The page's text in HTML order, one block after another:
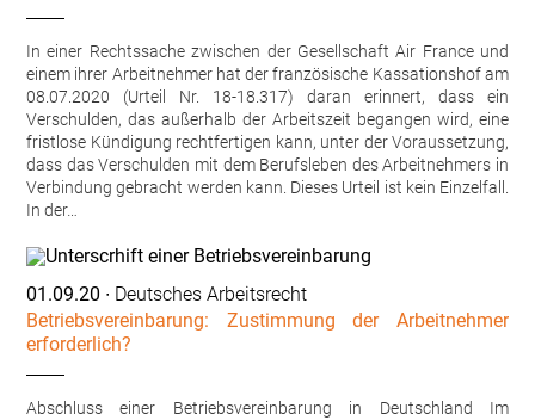
In einer Rechtssache zwischen der Gesellschaft Air France und
einem ihrer Arbeitnehmer hat der französische Kassationshof am
08.07.2020 (Urteil Nr. 18-18.317) daran erinnert, dass ein
Verschulden, das außerhalb der Arbeitszeit begangen wird, eine
fristlose Kündigung rechtfertigen kann, unter der Voraussetzung,
dass das Verschulden mit dem Berufsleben des Arbeitnehmers in
Verbindung gebracht werden kann. Dieses Urteil ist kein Einzelfall.
In der…
01.09.20 ∙ Deutsches Arbeitsrecht
Betriebsvereinbarung: Zustimmung der Arbeitnehmer
erforderlich?
Abschluss einer Betriebsvereinbarung in Deutschland Im